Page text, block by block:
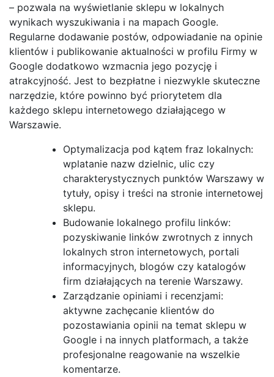
– pozwala na wyświetlanie sklepu w lokalnych
wynikach wyszukiwania i na mapach Google.
Regularne dodawanie postów, odpowiadanie na opinie
klientów i publikowanie aktualności w profilu Firmy w
Google dodatkowo wzmacnia jego pozycję i
atrakcyjność. Jest to bezpłatne i niezwykle skuteczne
narzędzie, które powinno być priorytetem dla
każdego sklepu internetowego działającego w
Warszawie.
Optymalizacja pod kątem fraz lokalnych:
wplatanie nazw dzielnic, ulic czy
charakterystycznych punktów Warszawy w
tytuły, opisy i treści na stronie internetowej
sklepu.
Budowanie lokalnego profilu linków:
pozyskiwanie linków zwrotnych z innych
lokalnych stron internetowych, portali
informacyjnych, blogów czy katalogów
firm działających na terenie Warszawy.
Zarządzanie opiniami i recenzjami:
aktywne zachęcanie klientów do
pozostawiania opinii na temat sklepu w
Google i na innych platformach, a także
profesjonalne reagowanie na wszelkie
komentarze.